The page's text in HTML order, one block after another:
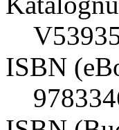
ISBN